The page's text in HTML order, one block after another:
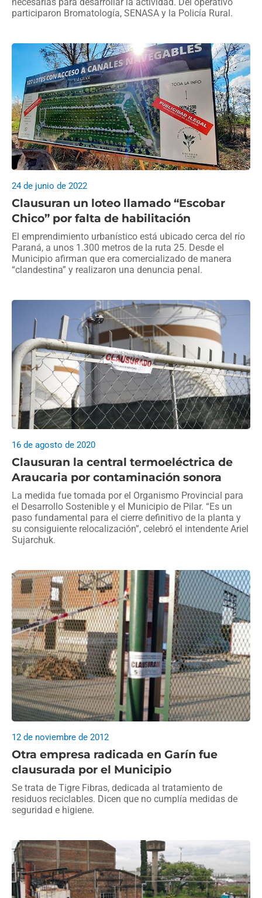
participaron Bromatología, SENASA y la Policía Rural.
Clausuran un loteo llamado “Escobar
Chico” por falta de habilitación
24 de junio de 2022
El emprendimiento urbanístico está ubicado cerca del río
Paraná, a unos 1.300 metros de la ruta 25. Desde el
Municipio afirman que era comercializado de manera
“clandestina” y realizaron una denuncia penal.
Clausuran la central termoeléctrica de
Araucaria por contaminación sonora
16 de agosto de 2020
La medida fue tomada por el Organismo Provincial para
el Desarrollo Sostenible y el Municipio de Pilar. “Es un
paso fundamental para el cierre definitivo de la planta y
su consiguiente relocalización”, celebró el intendente Ariel
Sujarchuk.
Otra empresa radicada en Garín fue
clausurada por el Municipio
12 de noviembre de 2012
Se trata de Tigre Fibras, dedicada al tratamiento de
residuos reciclables. Dicen que no cumplía medidas de
seguridad e higiene.